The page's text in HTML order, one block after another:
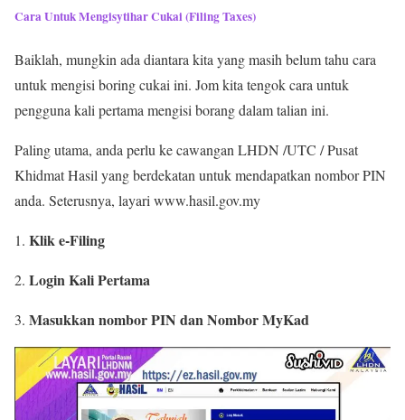
Cara Untuk Mengisytihar Cukai (Filing Taxes)
Baiklah, mungkin ada diantara kita yang masih belum tahu cara
untuk mengisi boring cukai ini. Jom kita tengok cara untuk
pengguna kali pertama mengisi borang dalam talian ini.
Paling utama, anda perlu ke cawangan LHDN /UTC / Pusat
Khidmat Hasil yang berdekatan untuk mendapatkan nombor PIN
anda. Seterusnya, layari www.hasil.gov.my
1. Klik e-Filing
2. Login Kali Pertama
3. Masukkan nombor PIN dan Nombor MyKad